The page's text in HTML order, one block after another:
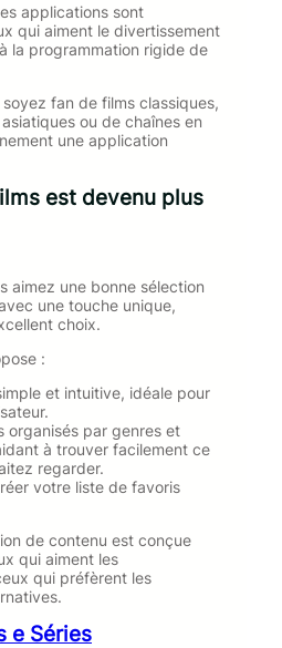
applications sont
qui aiment le divertissement
la programmation rigide de
fan de films classiques,
ou de chaînes en
une application
est devenu plus
aimez une bonne sélection
une touche unique,
choix.
:
et intuitive, idéale pour
organisés par genres et
à trouver facilement ce
regarder.
votre liste de favoris
de contenu est conçue
qui aiment les
qui préfèrent les
e Séries